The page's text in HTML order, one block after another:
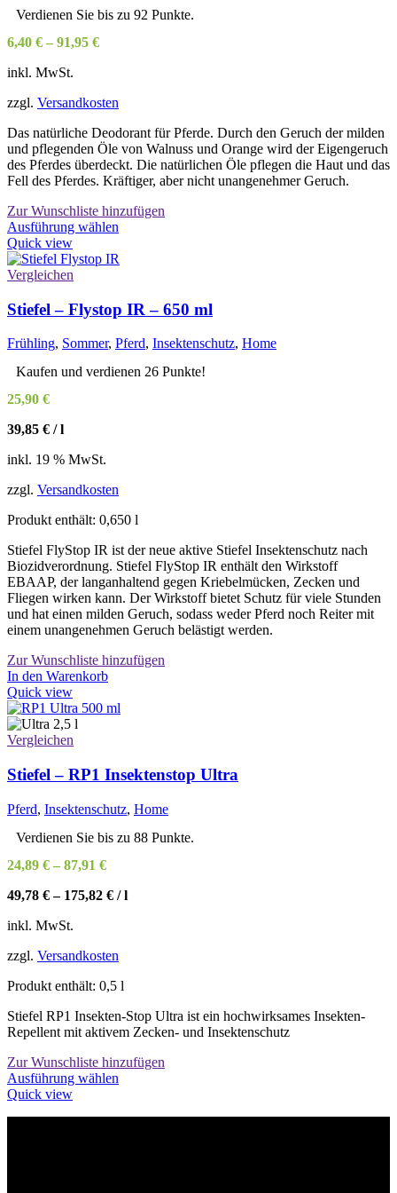
Verdienen Sie bis zu 92 Punkte.
6,40 € – 91,95 €
inkl. MwSt.
zzgl. Versandkosten
Das natürliche Deodorant für Pferde. Durch den Geruch der milden
und pflegenden Öle von Walnuss und Orange wird der Eigengeruch
des Pferdes überdeckt. Die natürlichen Öle pflegen die Haut und das
Fell des Pferdes. Kräftiger, aber nicht unangenehmer Geruch.
Zur Wunschliste hinzufügen
Ausführung wählen
auf.
Die
Optionen
können
auf
Quick view
Vergleichen
Stiefel – Flystop IR – 650 ml
Frühling, Sommer, Pferd, Insektenschutz, Home
Kaufen und verdienen 26 Punkte!
25,90 €
39,85 € /l
inkl. 19 % MwSt.
zzgl. Versandkosten
Produkt enthält: 0,650 l
Stiefel FlyStop IR ist der neue aktive Stiefel Insektenschutz nach
Biozidverordnung. Stiefel FlyStop IR enthält den Wirkstoff
EBAAP, der langanhaltend gegen Kriebelmücken, Zecken und
Fliegen wirken kann. Der Wirkstoff bietet Schutz für viele Stunden
und hat einen milden Geruch, sodass weder Pferd noch Reiter mit
einem unangenehmen Geruch belästigt werden.
Zur Wunschliste hinzufügen
In den Warenkorb
Quick view
Vergleichen
Stiefel – RP1 Insektenstop Ultra
Pferd, Insektenschutz, Home
Verdienen Sie bis zu 88 Punkte.
24,89 € – 87,91 €
49,78 €– 175,82 € /l
inkl. MwSt.
zzgl. Versandkosten
Produkt enthält: 0,5 l
Stiefel RP1 Insekten-Stop Ultra ist ein hochwirksames Insekten-
Repellent mit aktivem Zecken- und Insektenschutz
Zur Wunschliste hinzufügen
Ausführung wählen
Quick view